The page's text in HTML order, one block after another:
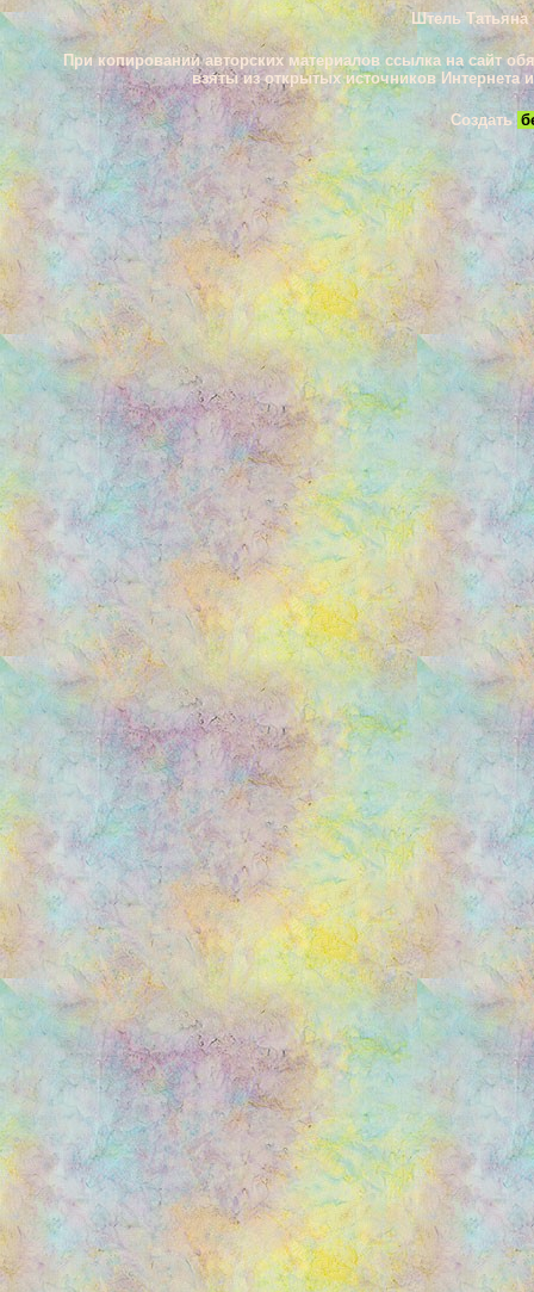
Штель Татьяна
При копировании авторских материалов ссылка на сайт
взяты из открытых источников Интернета
Создать